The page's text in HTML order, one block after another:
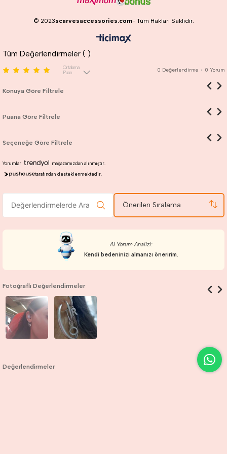
© 2023scarvesaccessories.com- Tüm Hakları Saklıdır.
Tüm Değerlendirmeler ( )
Ortalama
Puan
0 Değerlendirme • 0 Yorum
Konuya Göre Filtrele
Puana Göre Filtrele
Seçeneğe Göre Filtrele
Yorumlar
mağazamızdan alınmıştır.
tarafından desteklenmektedir.
Önerilen Sıralama
AI Yorum Analizi:
Kendi bedeninizi almanızı öneririm.
Fotoğraflı Değerlendirmeler
Değerlendirmeler